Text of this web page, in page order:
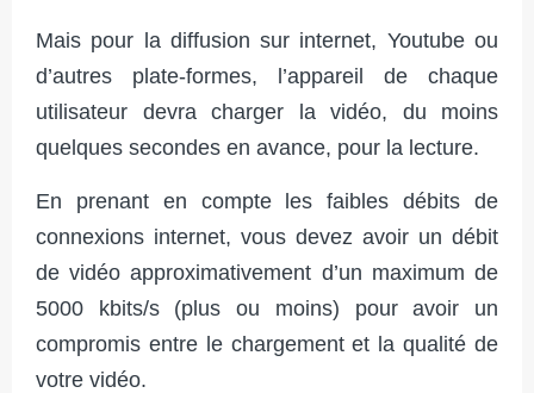
Mais pour la diffusion sur internet, Youtube ou
d’autres plate-formes, l’appareil de chaque
utilisateur devra charger la vidéo, du moins
quelques secondes en avance, pour la lecture.
En prenant en compte les faibles débits de
connexions internet, vous devez avoir un débit
de vidéo approximativement d’un maximum de
5000 kbits/s (plus ou moins) pour avoir un
compromis entre le chargement et la qualité de
votre vidéo.